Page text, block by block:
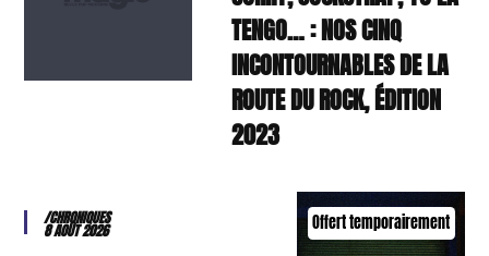
TENGO… : NOS CINQ
INCONTOURNABLES DE LA
ROUTE DU ROCK, ÉDITION
2023
Offert temporairement
/CHRONIQUES
8 AOÛT 2026